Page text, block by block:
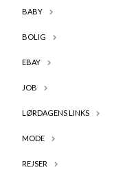
BABY
BOLIG
EBAY
JOB
LØRDAGENS LINKS
MODE
REJSER